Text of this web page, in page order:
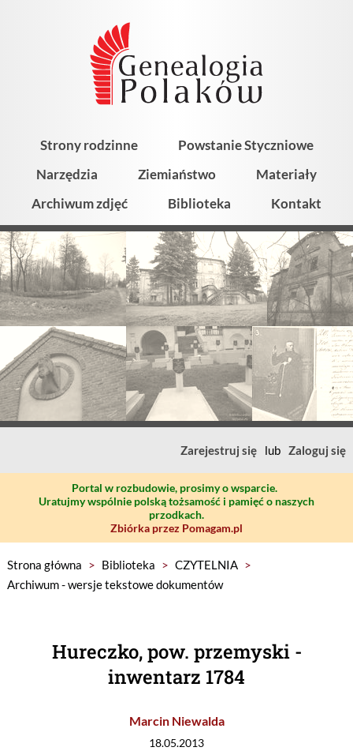
Strony rodzinne
Powstanie Styczniowe
Narzędzia
Ziemiaństwo
Materiały
Archiwum zdjęć
Biblioteka Kontakt
Zarejestruj się lub Zaloguj się
Portal w rozbudowie, prosimy o wsparcie.
Uratujmy wspólnie polską tożsamość i pamięć o naszych
przodkach.
Zbiórka przez Pomagam.pl
Strona główna > Biblioteka > CZYTELNIA >
Archiwum - wersje tekstowe dokumentów
Hureczko, pow. przemyski -
inwentarz 1784
Marcin Niewalda
18.05.2013